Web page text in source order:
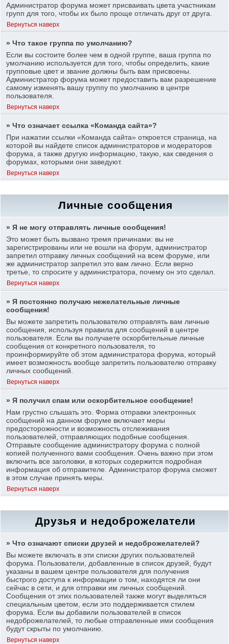
Администратор форума может присваивать цвета участникам
групп для того, чтобы их было проще отличать друг от друга.
Вернуться наверх
» Что такое группа по умолчанию?
Если вы состоите более чем в одной группе, ваша группа по
умолчанию используется для того, чтобы определить, какие
групповые цвет и звание должны быть вам присвоены.
Администратор форума может предоставить вам разрешение
самому изменять вашу группу по умолчанию в центре
пользователя.
Вернуться наверх
» Что означает ссылка «Команда сайта»?
При нажатии ссылки «Команда сайта» откроется страница, на
которой вы найдете список администраторов и модераторов
форума, а также другую информацию, такую, как сведения о
форумах, которыми они заведуют.
Вернуться наверх
Личные сообщения
» Я не могу отправлять личные сообщения!
Это может быть вызвано тремя причинами: вы не
зарегистрированы или не вошли на форум, администратор
запретил отправку личных сообщений на всем форуме, или
же администратор запретил это вам лично. Если верно
третье, то спросите у администратора, почему он это сделал.
Вернуться наверх
» Я постоянно получаю нежелательные личные
сообщения!
Вы можете запретить пользователю отправлять вам личные
сообщения, используя правила для сообщений в центре
пользователя. Если вы получаете оскорбительные личные
сообщения от конкретного пользователя, то
проинформируйте об этом администратора форума, который
имеет возможность вообще запретить пользователю отправку
личных сообщений.
Вернуться наверх
» Я получил спам или оскорбительное сообщение!
Нам грустно слышать это. Форма отправки электронных
сообщений на данном форуме включает меры
предосторожности и возможность отслеживания
пользователей, отправляющих подобные сообщения.
Отправьте сообщение администратору форума с полной
копией полученного вами сообщения. Очень важно при этом
включить все заголовки, в которых содержится подробная
информация об отправителе. Администратор форума сможет
в этом случае принять меры.
Вернуться наверх
Друзья и недоброжелатели
» Что означают списки друзей и недоброжелателей?
Вы можете включать в эти списки других пользователей
форума. Пользователи, добавленные в список друзей, будут
указаны в вашем центре пользователя для получения
быстрого доступа к информации о том, находятся ли они
сейчас в сети, и для отправки им личных сообщений.
Сообщения от этих пользователей также могут выделяться
специальным цветом, если это поддерживается стилем
форума. Если вы добавили пользователей в список
недоброжелателей, то любые отправленные ими сообщения
будут скрыты по умолчанию.
Вернуться наверх